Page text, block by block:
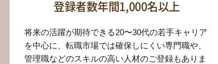
登録者数年間1,000名以上
将来の活躍が期待できる20〜30代の若手キャリア
を中心に、転職市場では確保しにくい専門職や、
管理職などのスキルの高い人材のご登録もありま